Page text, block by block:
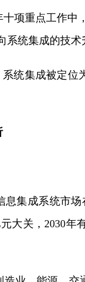
项重点工作
统集成的技术
统集成被定位
集成系统市
大关，2030